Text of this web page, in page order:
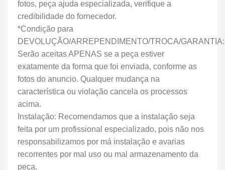
fotos, peça ajuda especializada, verifique a
credibilidade do fornecedor.
*Condição para
DEVOLUÇÃO/ARREPENDIMENTO/TROCA/GARANTIA:
Serão aceitas APENAS se a peça estiver
exatamente da forma que foi enviada, conforme as
fotos do anuncio. Qualquer mudança na
característica ou violação cancela os processos
acima.
Instalação: Recomendamos que a instalação seja
feita por um profissional especializado, pois não nos
responsabilizamos por má instalação e avarias
recorrentes por mal uso ou mal armazenamento da
peça.